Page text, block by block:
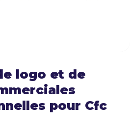
logo et de
pour Cfc